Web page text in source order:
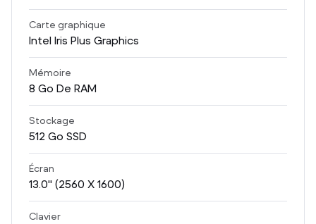
Carte graphique
Intel Iris Plus Graphics
Mémoire
8 Go De RAM
Stockage
512 Go SSD
Écran
13.0" (2560 X 1600)
Clavier